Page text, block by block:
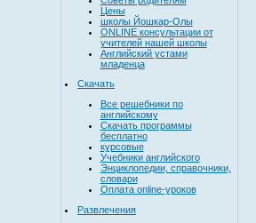
Цены
школы Йошкар-Олы
ONLINE консультации от
учителей нашей школы
Английский устами
младенца
Скачать
Все решебники по
английскому
Скачать программы
бесплатно
курсовые
Учебники английского
Энциклопедии, справочники,
словари
Оплата online-уроков
Развлечения